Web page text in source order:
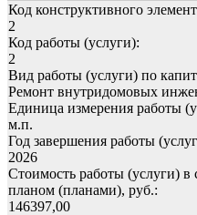
Код конструктивного
2
Код работы (услуги):
2
Вид работы (услуги) по
Ремонт внутридомовых
Единица измерения работы
м.п.
Год завершения работы
2026
Стоимость работы (услуги)
планом (планами), руб.:
146397,00